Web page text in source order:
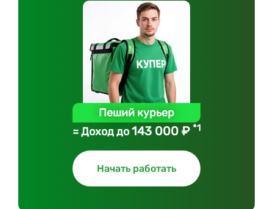
Пеший курьер
≈ Доход до143 000 ₽ *1
Начать работать